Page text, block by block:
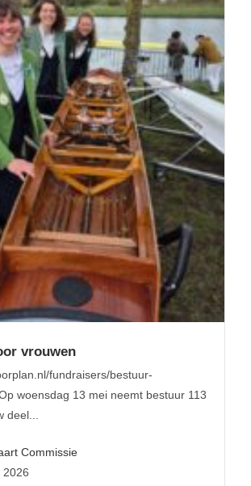
vrouwen
fundraisers/bestuur-
woensdag 13 mei neemt bestuur 113
deel...
Commissie
2026